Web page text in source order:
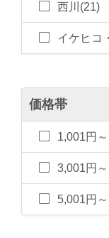
西川(21)
イケヒコ
価格帯
1,001円
3,001円
5,001円